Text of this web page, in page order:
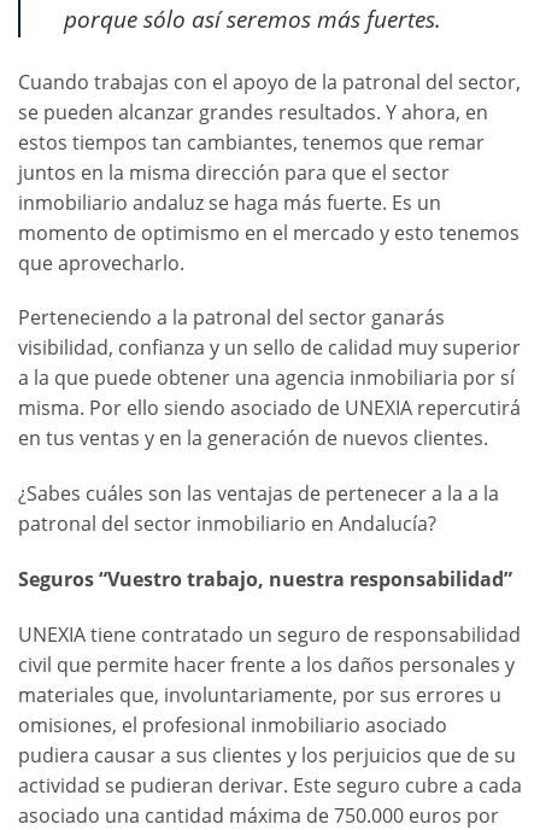
porque sólo así seremos más fuertes.
Cuando trabajas con el apoyo de la patronal del sector,
se pueden alcanzar grandes resultados. Y ahora, en
estos tiempos tan cambiantes, tenemos que remar
juntos en la misma dirección para que el sector
inmobiliario andaluz se haga más fuerte. Es un
momento de optimismo en el mercado y esto tenemos
que aprovecharlo.
Perteneciendo a la patronal del sector ganarás
visibilidad, confianza y un sello de calidad muy superior
a la que puede obtener una agencia inmobiliaria por sí
misma. Por ello siendo asociado de UNEXIA repercutirá
en tus ventas y en la generación de nuevos clientes.
¿Sabes cuáles son las ventajas de pertenecer a la a la
patronal del sector inmobiliario en Andalucía?
Seguros “Vuestro trabajo, nuestra responsabilidad”
UNEXIA tiene contratado un seguro de responsabilidad
civil que permite hacer frente a los daños personales y
materiales que, involuntariamente, por sus errores u
omisiones, el profesional inmobiliario asociado
pudiera causar a sus clientes y los perjuicios que de su
actividad se pudieran derivar. Este seguro cubre a cada
asociado una cantidad máxima de 750.000 euros por